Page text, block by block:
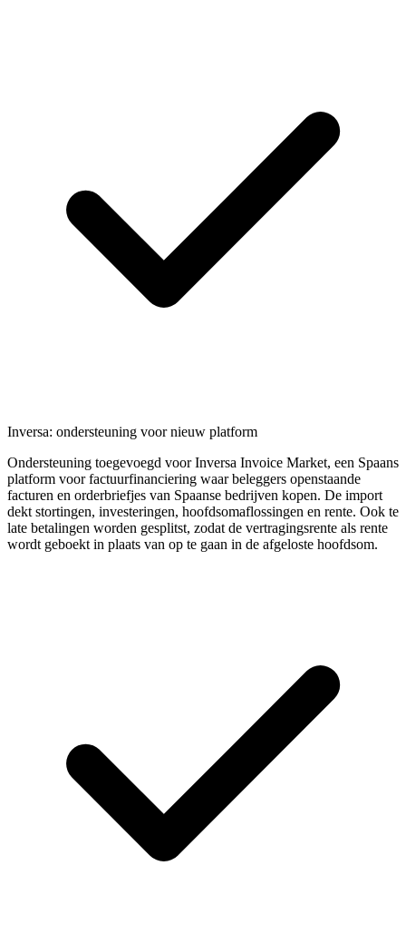
Inversa: ondersteuning voor nieuw platform
Ondersteuning toegevoegd voor Inversa Invoice Market, een Spaans
platform voor factuurfinanciering waar beleggers openstaande
facturen en orderbriefjes van Spaanse bedrijven kopen. De import
dekt stortingen, investeringen, hoofdsomaflossingen en rente. Ook te
late betalingen worden gesplitst, zodat de vertragingsrente als rente
wordt geboekt in plaats van op te gaan in de afgeloste hoofdsom.